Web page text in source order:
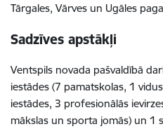
Tārgales, Vārves un Ugāles
Sadzīves apstākļi
Ventspils novada pašvaldībā
iestādes (7 pamatskolas, 1
iestādes, 3 profesionālās
mākslas un sporta jomās) un 1